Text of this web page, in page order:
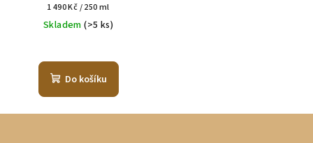
Měrná
cena:
1 490 Kč / 250 ml
Skladem(>5 ks)
Do košíku